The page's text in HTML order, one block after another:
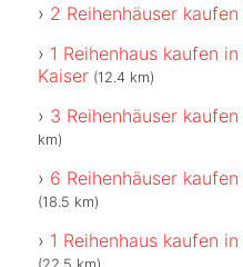
2 Reihenhäuser
1 Reihenhaus kaufen
Kaiser (12.4 km)
3 Reihenhäuser
km)
6 Reihenhäuser
(18.5 km)
1 Reihenhaus kaufen